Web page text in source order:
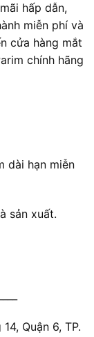
hấp dẫn,
miễn phí và
cửa hàng mắt
chính hãng
dài hạn miễn
sản xuất.
Quận 6, TP.